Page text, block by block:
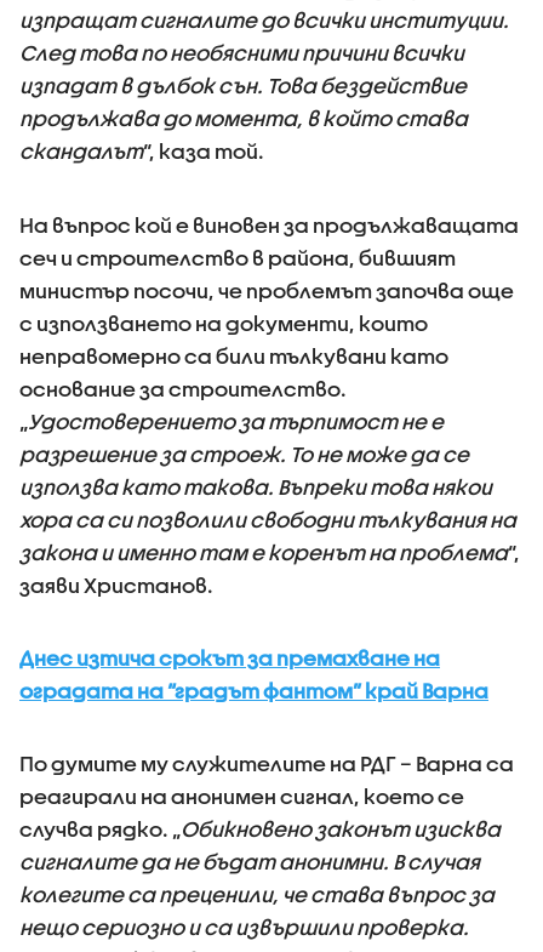
изпращат сигналите до всички институции.
След това по необясними причини всички
изпадат в дълбок сън. Това бездействие
продължава до момента, в който става
скандалът“, каза той.
На въпрос кой е виновен за продължаващата
сеч и строителство в района, бившият
министър посочи, че проблемът започва още
с използването на документи, които
неправомерно са били тълкувани като
основание за строителство.
„Удостоверението за търпимост не е
разрешение за строеж. То не може да се
използва като такова. Въпреки това някои
хора са си позволили свободни тълкувания на
закона и именно там е коренът на проблема“,
заяви Христанов.
Днес изтича срокът за премахване на
оградата на “градът фантом” край Варна
По думите му служителите на РДГ – Варна са
реагирали на анонимен сигнал, което се
случва рядко. „Обикновено законът изисква
сигналите да не бъдат анонимни. В случая
колегите са преценили, че става въпрос за
нещо сериозно и са извършили проверка.